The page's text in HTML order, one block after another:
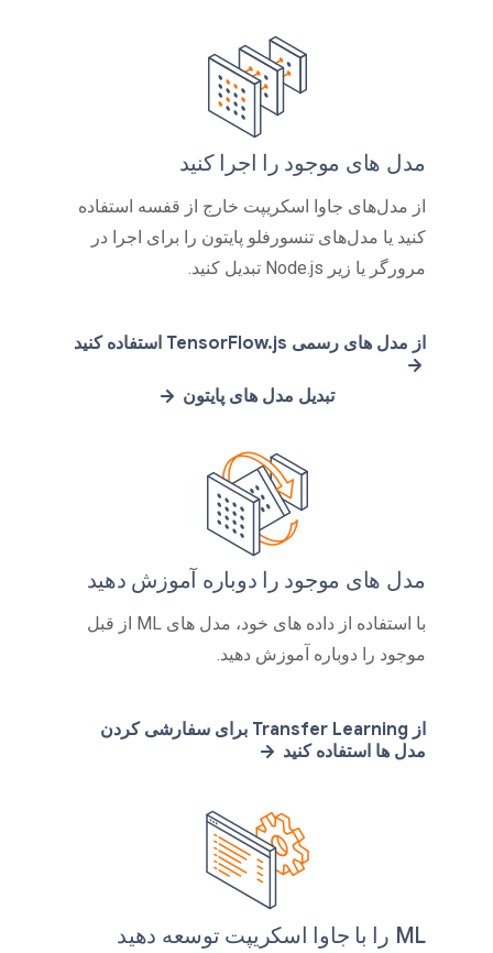
مدل های موجود را اجرا کنید
از مدل‌های جاوا اسکریپت خارج از قفسه استفاده
کنید یا مدل‌های تنسورفلو پایتون را برای اجرا در
مرورگر یا زیر Node.js تبدیل کنید.
از مدل های رسمی TensorFlow.js استفاده کنید
تبدیل مدل های پایتون
مدل های موجود را دوباره آموزش دهید
با استفاده از داده های خود، مدل های ML از قبل
موجود را دوباره آموزش دهید.
از Transfer Learning برای سفارشی کردن
مدل ها استفاده کنید
ML را با جاوا اسکریپت توسعه دهید